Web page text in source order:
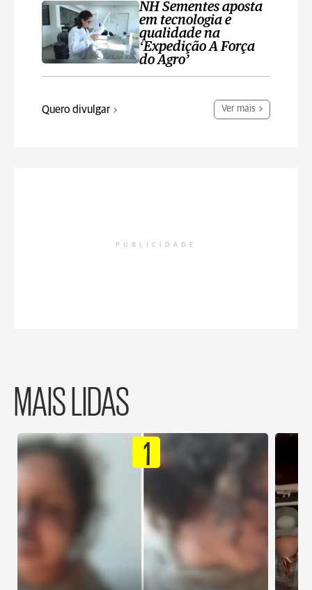
NH Sementes aposta
em tecnologia e
qualidade na
‘Expedição A Força
do Agro’
Quero divulgar Ver mais
PUBLICIDADE
MAIS LIDAS
1